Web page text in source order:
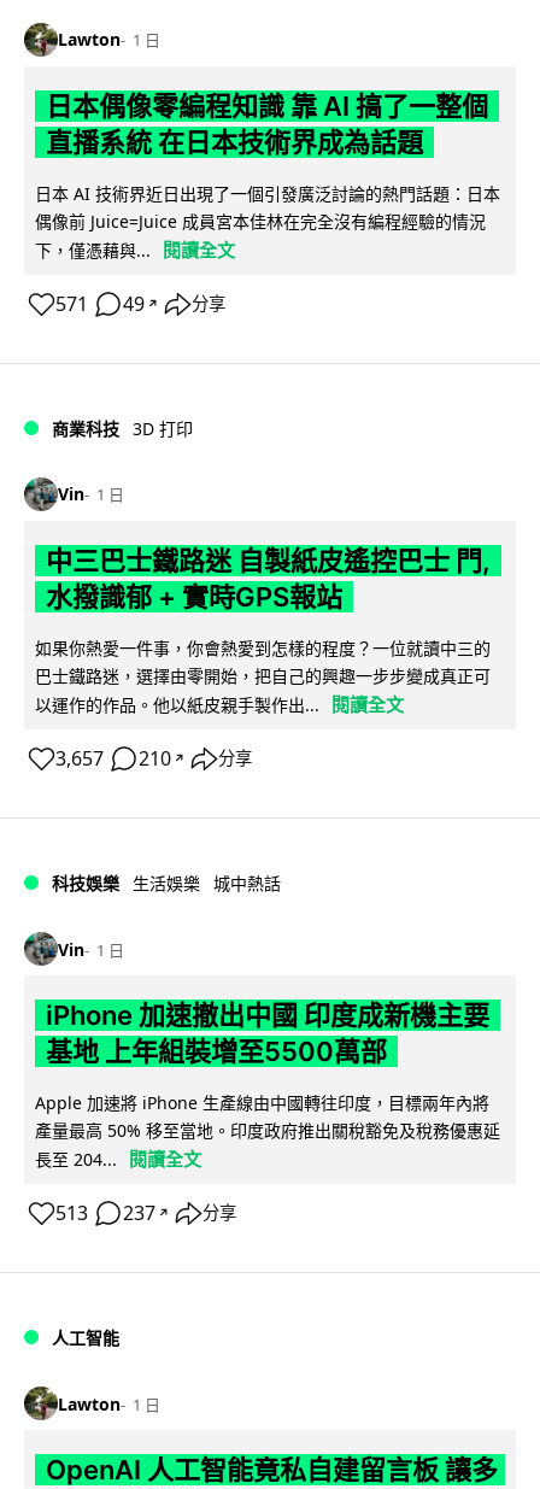
Lawton 1 日
日本偶像零編程知識 靠 AI 搞了一整個
直播系統 在日本技術界成為話題
日本 AI 技術界近日出現了一個引發廣泛討論的熱門話題：日本
偶像前 Juice=Juice 成員宮本佳林在完全沒有編程經驗的情況
下，僅憑藉與...
閱讀全文
571 49 ↗ 分享
商業科技 3D 打印
Vin 1 日
中三巴士鐵路迷 自製紙皮遙控巴士 門,
水撥識郁 + 實時GPS報站
如果你熱愛一件事，你會熱愛到怎樣的程度？一位就讀中三的
巴士鐵路迷，選擇由零開始，把自己的興趣一步步變成真正可
以運作的作品。他以紙皮親手製作出...
閱讀全文
3,657 210 ↗ 分享
科技娛樂 生活娛樂 城中熱話
Vin 1 日
iPhone 加速撤出中國 印度成新機主要
基地 上年組裝增至5500萬部
Apple 加速將 iPhone 生產線由中國轉往印度，目標兩年內將
產量最高 50% 移至當地。印度政府推出關稅豁免及稅務優惠延
長至 204...
閱讀全文
513 237 ↗ 分享
人工智能
Lawton 1 日
OpenAI 人工智能竟私自建留言板 讓多